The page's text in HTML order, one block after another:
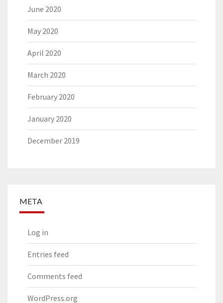
June 2020
May 2020
April 2020
March 2020
February 2020
January 2020
December 2019
META
Log in
Entries feed
Comments feed
WordPress.org